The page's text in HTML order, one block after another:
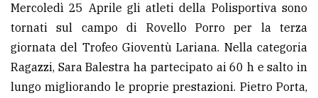
Mercoledì 25 Aprile gli atleti della Polisportiva sono
tornati sul campo di Rovello Porro per la terza
giornata del Trofeo Gioventù Lariana. Nella categoria
Ragazzi, Sara Balestra ha partecipato ai 60 h e salto in
lungo migliorando le proprie prestazioni. Pietro Porta,